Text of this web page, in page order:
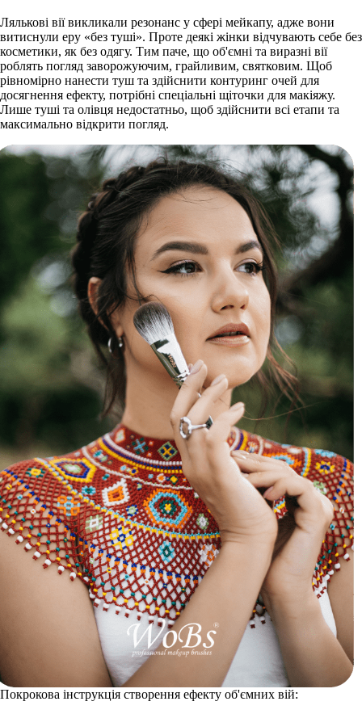
Лялькові вії викликали резонанс у сфері мейкапу, адже вони
витиснули еру «без туші». Проте деякі жінки відчувають себе без
косметики, як без одягу. Тим паче, що об'ємні та виразні вії
роблять погляд заворожуючим, грайливим, святковим. Щоб
рівномірно нанести туш та здійснити контуринг очей для
досягнення ефекту, потрібні спеціальні щіточки для макіяжу.
Лише туші та олівця недостатньо, щоб здійснити всі етапи та
максимально відкрити погляд.
Покрокова інструкція створення ефекту об'ємних вій: